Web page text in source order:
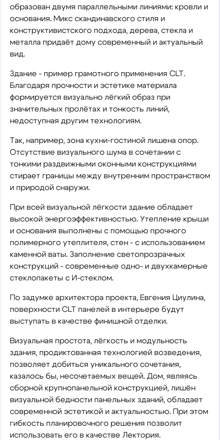
образован двумя параллельными линиями: кровли и
основания. Микс скандинавского стиля и
конструктивистского подхода, дерева, стекла и
металла придаёт дому современный и актуальный
вид.
Здание - пример грамотного применения CLT.
Благодаря прочности и эстетике материала
формируется визуально лёгкий образ при
значительных пролётах и тонкость линий,
недоступная другим технологиям.
Так, например, зона кухни-гостиной лишена опор.
Отсутствие визуального шума в сочетании с
тонкими раздвижными оконными конструкциями
стирает границы между внутренним пространством
и природой снаружи.
При всей визуальной лёгкости здание обладает
высокой энергоэффективностью. Утепление крыши
и основания выполнены с помощью прочного
полимерного утеплителя, стен - с использованием
каменной ваты. Заполнение светопрозрачных
конструкций - современные одно- и двухкамерные
стеклопакеты с И-стеклом.
По задумке архитектора проекта, Евгения Циулина,
поверхности CLT панелей в интерьере будут
выступать в качестве финишной отделки.
Визуальная простота, лёгкость и модульность
здания, продиктованная технологией возведения,
позволяет добиться уникального сочетания,
казалось бы, несочетаемых вещей. Дом, являясь
сборной крупнопанельной конструкцией, лишён
визуальной бедности панельных зданий, обладает
современной эстетикой и актуальностью. При этом
гибкость планировочного решения позволит
использовать его в качестве Лектория.